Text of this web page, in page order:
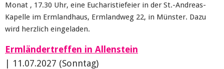
Monat , 17.30 Uhr, eine Eucharistiefeier in der St.-Andreas-
Kapelle im Ermlandhaus, Ermlandweg 22, in Münster. Dazu
wird herzlich eingeladen.
Ermländertreffen in Allenstein
11.07.2027 (Sonntag)